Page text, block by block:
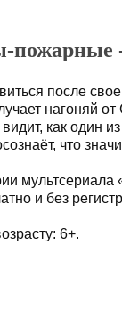
пожарные
после
нагоняй
как один
что
и без
6+.